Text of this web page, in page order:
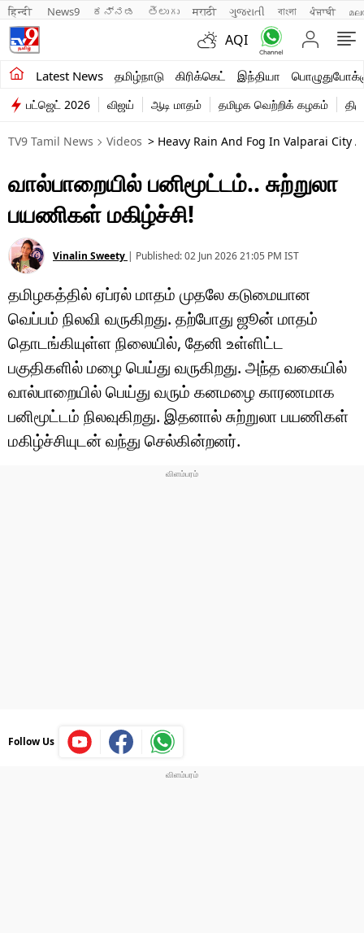
हिन्दी News9 ಕನ್ನಡ తెలుగు मराठी ગુજરાતી বাংলা ਪੰਜਾਬੀ
AQI
Latest News தமிழ்நாடு கிரிக்கெட் இந்தியா
சமீபத்திய செய்திகள்
தமிழ்நாடு
இந்தியா
உலகம்
விளையாட்டு
பொழுதுபோக்கு
லைஃப்ஸ்டைல்
வணிகம்
டெக்னாலஜி
ஆன்மீகம்
வைரல்
பட்ஜெட் 2026 விஜய் ஆடி மாதம் தமிழக வெற்றிக் கழகம்
TV9 Tamil News Videos > Heavy Rain And Fog In Valparai City
வால்பாறையில் பனிமூட்டம்.. சுற்றுலா
பயணிகள் மகிழ்ச்சி!
Vinalin Sweety | Published:02 Jun 2026 21:05 PM IST
தமிழகத்தில் ஏப்ரல் மாதம் முதலே கடுமையான
வெப்பம் நிலவி வருகிறது. தற்போது ஜூன் மாதம்
தொடங்கியுள்ள நிலையில், தேனி உள்ளிட்ட
பகுதிகளில் மழை பெய்து வருகிறது. அந்த வகையில்
வால்பாறையில் பெய்து வரும் கனமழை காரணமாக
பனிமூட்டம் நிலவுகிறது. இதனால் சுற்றுலா பயணிகள்
மகிழ்ச்சியுடன் வந்து செல்கின்றனர்.
Follow Us